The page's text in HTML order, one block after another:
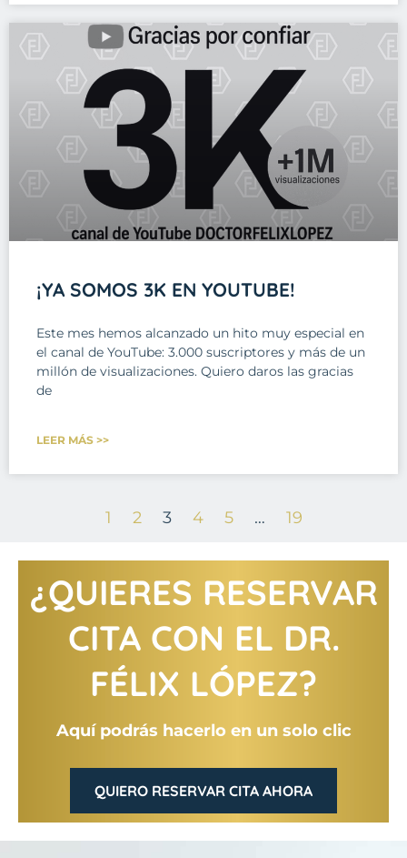
¡YA SOMOS 3K EN YOUTUBE!
Este mes hemos alcanzado un hito muy especial en
el canal de YouTube: 3.000 suscriptores y más de un
millón de visualizaciones. Quiero daros las gracias
de
LEER MÁS >>
1 2 3 4 5 … 19
¿QUIERES RESERVAR
CITA CON EL DR.
FÉLIX LÓPEZ?
Aquí podrás hacerlo en un solo clic
QUIERO RESERVAR CITA AHORA